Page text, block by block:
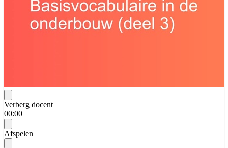
Verberg docent
00:00
Afspelen